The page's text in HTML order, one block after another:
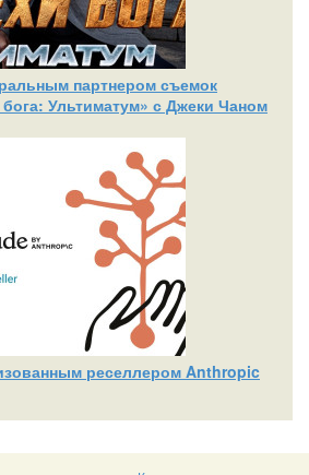
партнером съемок
Ультиматум» с Джеки Чаном
реселлером Anthropic